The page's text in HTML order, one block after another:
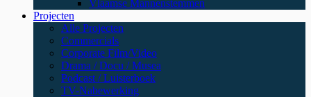
Vlaamse Mannenstemmen
Projecten
Alle Projecten
Commercials
Corporate Film/Video
Drama / Docu / Musea
Podcast / Luisterboek
TV-Nabewerking